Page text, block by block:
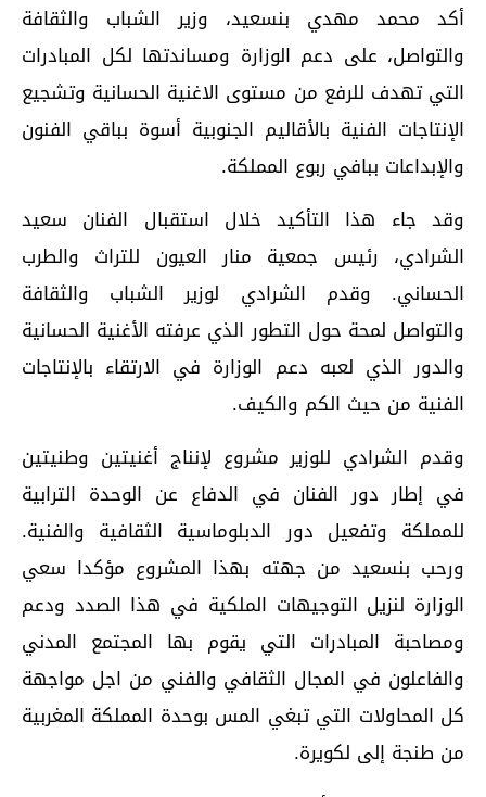
أكد محمد مهدي بنسعيد، وزير الشباب والثقافة
والتواصل، على دعم الوزارة ومساندتها لكل المبادرات
التي تهدف للرفع من مستوى الاغنية الحسانية وتشجيع
الإنتاجات الفنية بالأقاليم الجنوبية أسوة بباقي الفنون
والإبداعات ببافي ربوع المملكة.
وقد جاء هذا التأكيد خلال استقبال الفنان سعيد
الشرادي، رئيس جمعية منار العيون للتراث والطرب
الحساني. وقدم الشرادي لوزير الشباب والثقافة
والتواصل لمحة حول التطور الذي عرفته الأغنية الحسانية
والدور الذي لعبه دعم الوزارة في الارتقاء بالإنتاجات
الفنية من حيث الكم والكيف.
وقدم الشرادي للوزير مشروع لإنناج أغنيتين وطنيتين
في إطار دور الفنان في الدفاع عن الوحدة الترابية
للمملكة وتفعيل دور الدبلوماسية الثقافية والفنية.
ورحب بنسعيد من جهته بهذا المشروع مؤكدا سعي
الوزارة لنزيل التوجيهات الملكية في هذا الصدد ودعم
ومصاحبة المبادرات التي يقوم بها المجتمع المدني
والفاعلون في المجال الثقافي والفني من اجل مواجهة
كل المحاولات التي تبغي المس بوحدة المملكة المغربية
من طنجة إلى لكويرة.